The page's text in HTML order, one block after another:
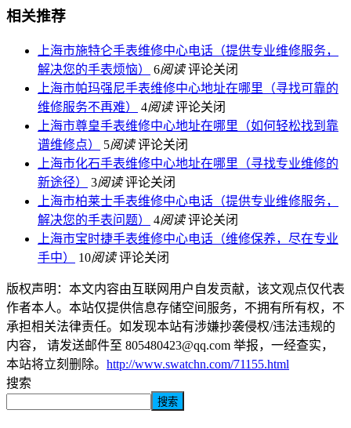
相关推荐
上海市施特仑手表维修中心电话（提供专业维修服务，
解决您的手表烦恼）
6阅读 评论关闭
上海市帕玛强尼手表维修中心地址在哪里（寻找可靠的
维修服务不再难）
4阅读 评论关闭
上海市尊皇手表维修中心地址在哪里（如何轻松找到靠
谱维修点）
5阅读 评论关闭
上海市化石手表维修中心地址在哪里（寻找专业维修的
新途径）
3阅读 评论关闭
上海市柏莱士手表维修中心电话（提供专业维修服务，
解决您的手表问题）
4阅读 评论关闭
上海市宝时捷手表维修中心电话（维修保养，尽在专业
手中）
10阅读 评论关闭
版权声明：本文内容由互联网用户自发贡献，该文观点仅代表
作者本人。本站仅提供信息存储空间服务，不拥有所有权，不
承担相关法律责任。如发现本站有涉嫌抄袭侵权/违法违规的
内容， 请发送邮件至 805480423@qq.com 举报，一经查实，
本站将立刻删除。 http://www.swatchn.com/71155.html
搜索
搜索